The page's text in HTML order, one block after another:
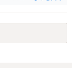
人に法律事務所に相
談者様が一緒だと話
てもらうほうがい
偶者が亡くなると債